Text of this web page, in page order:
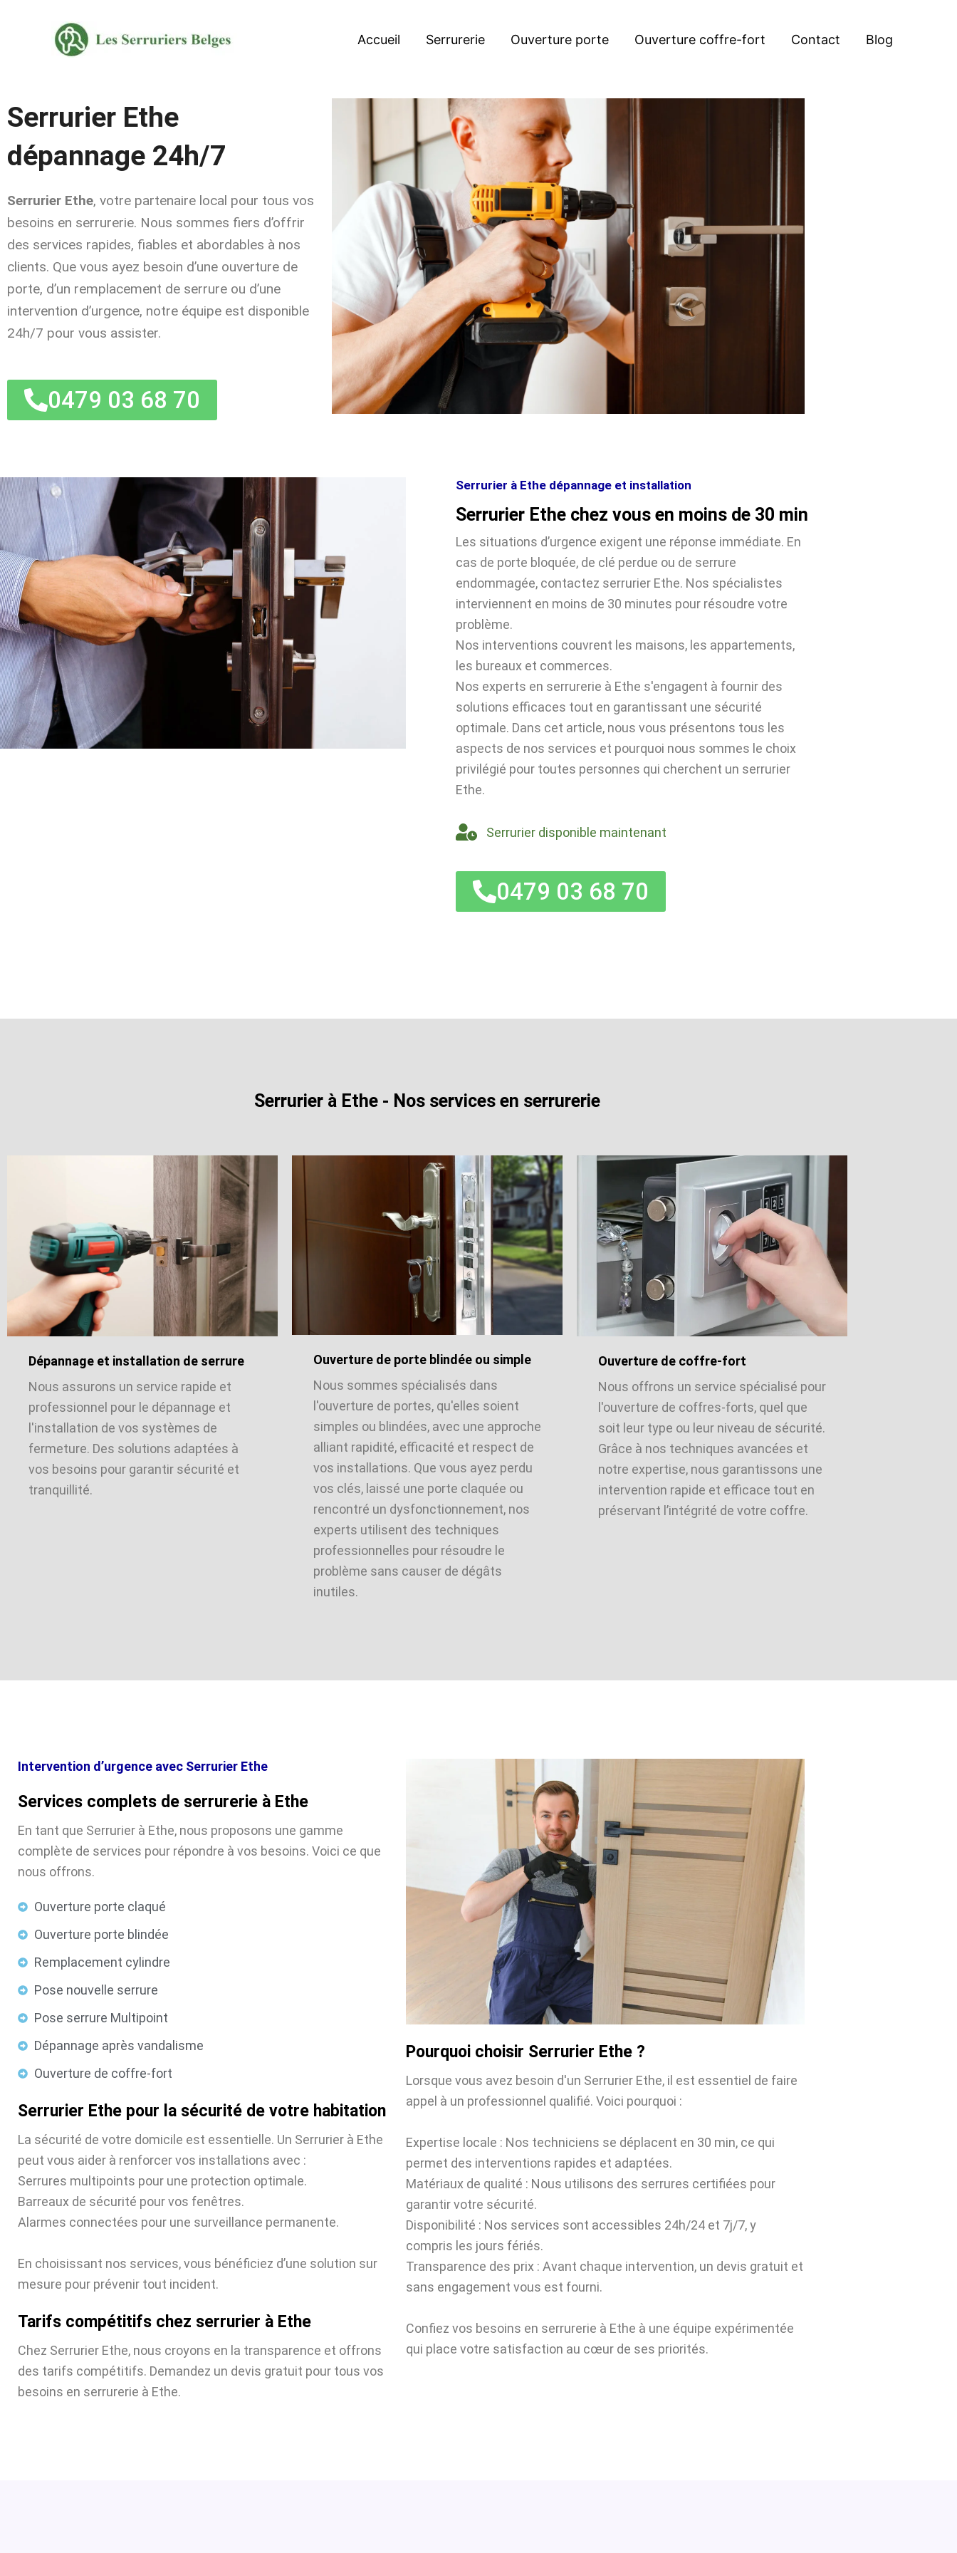
Accueil Serrurerie Ouverture porte Ouverture coffre-fort Contact Blog
Serrurier Ethe
dépannage 24h/7
Serrurier Ethe, votre partenaire local pour tous vos
besoins en serrurerie. Nous sommes fiers d’offrir
des services rapides, fiables et abordables à nos
clients. Que vous ayez besoin d’une ouverture de
porte, d’un remplacement de serrure ou d’une
intervention d’urgence, notre équipe est disponible
24h/7 pour vous assister.
0479 03 68 70
Serrurier à Ethe dépannage et installation
Serrurier Ethe chez vous en moins de 30 min
Les situations d’urgence exigent une réponse immédiate. En
cas de porte bloquée, de clé perdue ou de serrure
endommagée, contactez serrurier Ethe. Nos spécialistes
interviennent en moins de 30 minutes pour résoudre votre
problème.
Nos interventions couvrent les maisons, les appartements,
les bureaux et commerces.
Nos experts en serrurerie à Ethe s'engagent à fournir des
solutions efficaces tout en garantissant une sécurité
optimale. Dans cet article, nous vous présentons tous les
aspects de nos services et pourquoi nous sommes le choix
privilégié pour toutes personnes qui cherchent un serrurier
Ethe.
Serrurier disponible maintenant
0479 03 68 70
Serrurier à Ethe - Nos services en serrurerie
Dépannage et installation de serrure
Nous assurons un service rapide et
professionnel pour le dépannage et
l'installation de vos systèmes de
fermeture. Des solutions adaptées à
vos besoins pour garantir sécurité et
tranquillité.
Ouverture de porte blindée ou simple
Nous sommes spécialisés dans
l'ouverture de portes, qu'elles soient
simples ou blindées, avec une approche
alliant rapidité, efficacité et respect de
vos installations. Que vous ayez perdu
vos clés, laissé une porte claquée ou
rencontré un dysfonctionnement, nos
experts utilisent des techniques
professionnelles pour résoudre le
problème sans causer de dégâts
inutiles.
Ouverture de coffre-fort
Nous offrons un service spécialisé pour
l'ouverture de coffres-forts, quel que
soit leur type ou leur niveau de sécurité.
Grâce à nos techniques avancées et
notre expertise, nous garantissons une
intervention rapide et efficace tout en
préservant l’intégrité de votre coffre.
Intervention d’urgence avec Serrurier Ethe
Services complets de serrurerie à Ethe
En tant que Serrurier à Ethe, nous proposons une gamme
complète de services pour répondre à vos besoins. Voici ce que
nous offrons.
Ouverture porte claqué
Ouverture porte blindée
Remplacement cylindre
Pose nouvelle serrure
Pose serrure Multipoint
Dépannage après vandalisme
Ouverture de coffre-fort
Serrurier Ethe pour la sécurité de votre habitation
La sécurité de votre domicile est essentielle. Un Serrurier à Ethe
peut vous aider à renforcer vos installations avec :
Serrures multipoints pour une protection optimale.
Barreaux de sécurité pour vos fenêtres.
Alarmes connectées pour une surveillance permanente.
En choisissant nos services, vous bénéficiez d’une solution sur
mesure pour prévenir tout incident.
Tarifs compétitifs chez serrurier à Ethe
Chez Serrurier Ethe, nous croyons en la transparence et offrons
des tarifs compétitifs. Demandez un devis gratuit pour tous vos
besoins en serrurerie à Ethe.
Pourquoi choisir Serrurier Ethe ?
Lorsque vous avez besoin d'un Serrurier Ethe, il est essentiel de faire
appel à un professionnel qualifié. Voici pourquoi :
Expertise locale : Nos techniciens se déplacent en 30 min, ce qui
permet des interventions rapides et adaptées.
Matériaux de qualité : Nous utilisons des serrures certifiées pour
garantir votre sécurité.
Disponibilité : Nos services sont accessibles 24h/24 et 7j/7, y
compris les jours fériés.
Transparence des prix : Avant chaque intervention, un devis gratuit et
sans engagement vous est fourni.
Confiez vos besoins en serrurerie à Ethe à une équipe expérimentée
qui place votre satisfaction au cœur de ses priorités.